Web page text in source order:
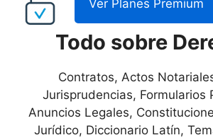
Ver Planes Premium
Todo sobre
Contratos, Actos
Jurisprudencias, Formularios
Anuncios Legales,
Jurídico, Diccionario Latín,